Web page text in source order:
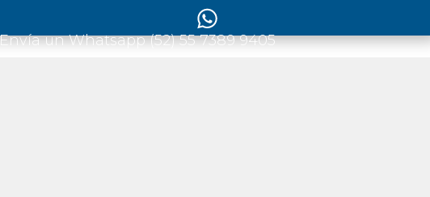
un Whatsapp (52) 55 7389 9405